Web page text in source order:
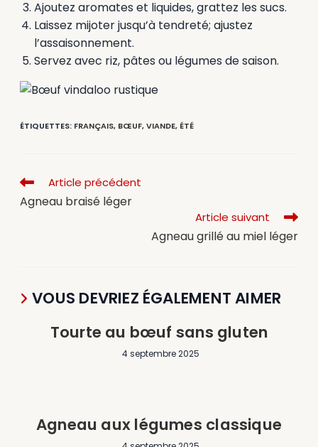
Ajoutez aromates et liquides, grattez les sucs.
Laissez mijoter jusqu’à tendreté; ajustez
l’assaisonnement.
Servez avec riz, pâtes ou légumes de saison.
ÉTIQUETTES: FRANÇAIS, BŒUF,VIANDE, ÉTÉ
Article précédent
Agneau braisé léger
Article suivant
Agneau grillé au miel léger
VOUS DEVRIEZ ÉGALEMENT AIMER
Tourte au bœuf sans gluten
4 septembre 2025
Agneau aux légumes classique